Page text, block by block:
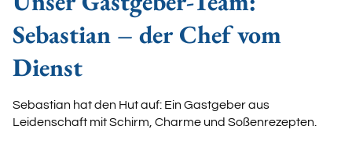
Sebastian – der Chef vom
Dienst
Sebastian hat den Hut auf: Ein Gastgeber aus
Leidenschaft mit Schirm, Charme und Soßenrezepten.